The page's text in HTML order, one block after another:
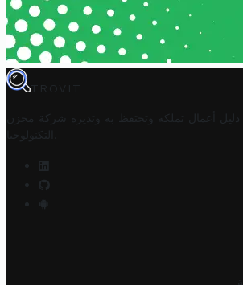
TROVIT
أعمال تملكه وتحتفظ به وتديره
شركة مخزن
التكنولوجيا